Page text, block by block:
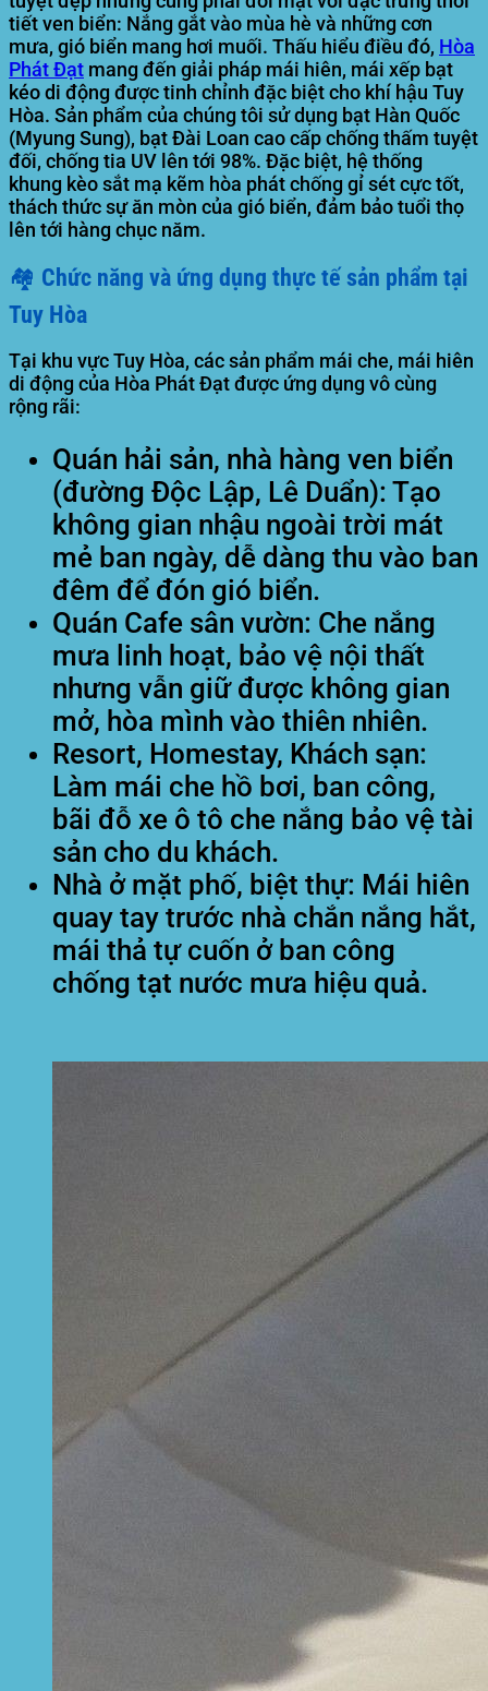
tiết ven biển: Nắng gắt vào mùa hè và những cơn
mưa, gió biển mang hơi muối. Thấu hiểu điều đó, Hòa
Phát Đạt mang đến giải pháp mái hiên, mái xếp bạt
kéo di động được tinh chỉnh đặc biệt cho khí hậu Tuy
Hòa. Sản phẩm của chúng tôi sử dụng bạt Hàn Quốc
(Myung Sung), bạt Đài Loan cao cấp chống thấm tuyệt
đối, chống tia UV lên tới 98%. Đặc biệt, hệ thống
khung kèo sắt mạ kẽm hòa phát chống gỉ sét cực tốt,
thách thức sự ăn mòn của gió biển, đảm bảo tuổi thọ
lên tới hàng chục năm.
🏘️ Chức năng và ứng dụng thực tế sản phẩm tại
Tuy Hòa
Tại khu vực Tuy Hòa, các sản phẩm mái che, mái hiên
di động của Hòa Phát Đạt được ứng dụng vô cùng
rộng rãi:
Quán hải sản, nhà hàng ven biển
(đường Độc Lập, Lê Duẩn): Tạo
không gian nhậu ngoài trời mát
mẻ ban ngày, dễ dàng thu vào ban
đêm để đón gió biển.
Quán Cafe sân vườn: Che nắng
mưa linh hoạt, bảo vệ nội thất
nhưng vẫn giữ được không gian
mở, hòa mình vào thiên nhiên.
Resort, Homestay, Khách sạn:
Làm mái che hồ bơi, ban công,
bãi đỗ xe ô tô che nắng bảo vệ tài
sản cho du khách.
Nhà ở mặt phố, biệt thự: Mái hiên
quay tay trước nhà chắn nắng hắt,
mái thả tự cuốn ở ban công
chống tạt nước mưa hiệu quả.